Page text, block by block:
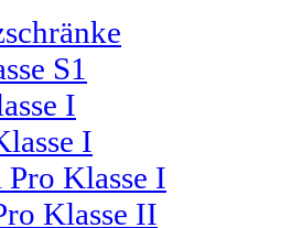
S1
I
I
Klasse I
Klasse II